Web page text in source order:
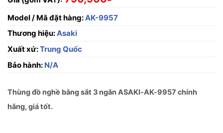
Model / Mã đặt hàng:AK-9957
Thương hiệu:Asaki
Xuất xứ:Trung Quốc
Bảo hành: N/A
Thùng đồ nghề bằng sắt 3 ngăn ASAKI-AK-9957 chính
hãng, giá tốt.